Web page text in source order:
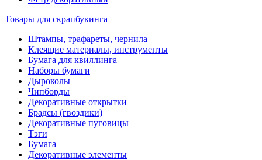
Товары для скрапбукинга
Штампы, трафареты, чернила
Клеящие материалы, инструменты
Бумага для квиллинга
Наборы бумаги
Дыроколы
Чипборды
Декоративные открытки
Брадсы (гвоздики)
Декоративные пуговицы
Тэги
Бумага
Декоративные элементы